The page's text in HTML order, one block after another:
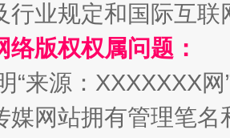
行业规定和国际互
络版权权属问题：
“来源：XXXXXXX
媒网站拥有管理笔